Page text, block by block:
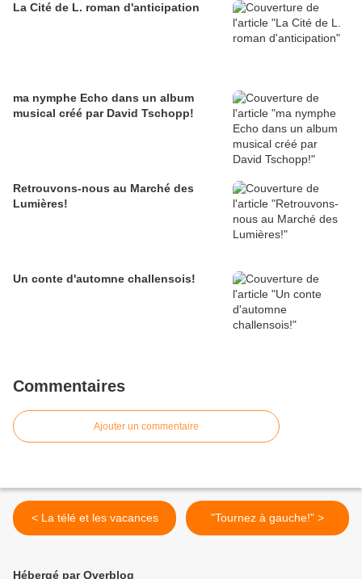
La Cité de L. roman d'anticipation
ma nymphe Echo dans un album
musical créé par David Tschopp!
Retrouvons-nous au Marché des
Lumières!
Un conte d'automne challensois!
Commentaires
Ajouter un commentaire
< La télé et les vacances "Tournez à gauche!" >
Hébergé par Overblog